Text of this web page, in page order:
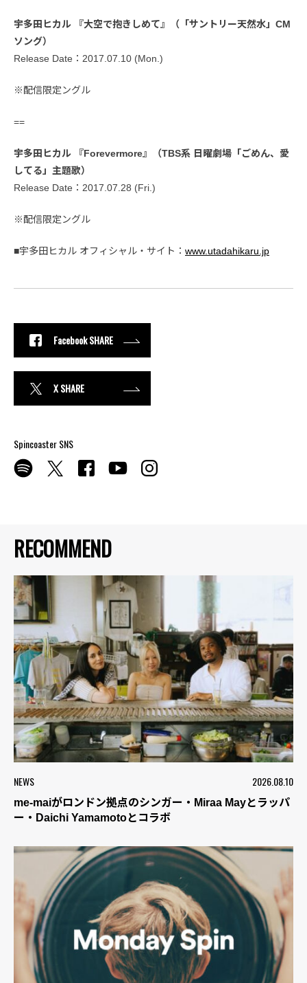
RECOMMEND
NEWS 2026.08.10
me-maiがロンドン拠点のシンガー・Miraa Mayとラッパ
ー・Daichi Yamamotoとコラボ
宇多田ヒカル 『大空で抱きしめて』（「サントリー天然水」CM
ソング）
Release Date：2017.07.10 (Mon.)
※配信限定ングル
==
宇多田ヒカル 『Forevermore』（TBS系 日曜劇場「ごめん、愛
してる」主題歌）
Release Date：2017.07.28 (Fri.)
※配信限定ングル
■宇多田ヒカル オフィシャル・サイト： www.utadahikaru.jp
Facebook SHARE
X SHARE
Spincoaster SNS